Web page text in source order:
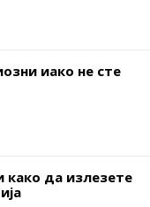
иако не сте
како да излезете